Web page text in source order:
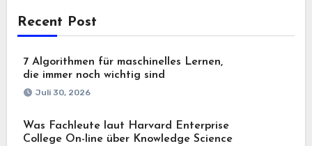
Recent Post
7 Algorithmen für maschinelles Lernen,
die immer noch wichtig sind
Juli 30, 2026
Was Fachleute laut Harvard Enterprise
College On-line über Knowledge Science